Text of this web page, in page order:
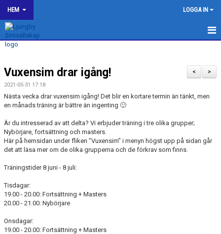
HEM LOGGA IN
LJUNGBY SIMSÄLLSKAP
OM KLUBBEN
BILDGALLERI
SPONSORER
HJÄLP TILL I LJUNGBY SS
>
<
Vuxensim drar igång!
2021-05-31 17:18
Nästa vecka drar vuxensim igång! Det blir en kortare termin än tänkt, men
en månads träning är bättre än ingenting 🙂
Är du intresserad av att delta? Vi erbjuder träning i tre olika grupper;
Nybörjare, fortsättning och masters.
Här på hemsidan under fliken ”Vuxensim” i menyn högst upp på sidan går
det att läsa mer om de olika grupperna och de förkrav som finns.
Träningstider 8 juni - 8 juli:
Tisdagar:
19.00 - 20.00: Fortsättning + Masters
20.00 - 21.00: Nybörjare
Onsdagar:
19.00 - 20.00: Fortsättning + Masters